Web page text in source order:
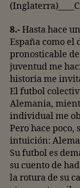
8.- Hasta hace
España como el
pronosticable
juventud me
historia me
El futbol
Alemania,
individual me
Pero hace
intuición:
Su futbol es
su cuento de
la rotura de su